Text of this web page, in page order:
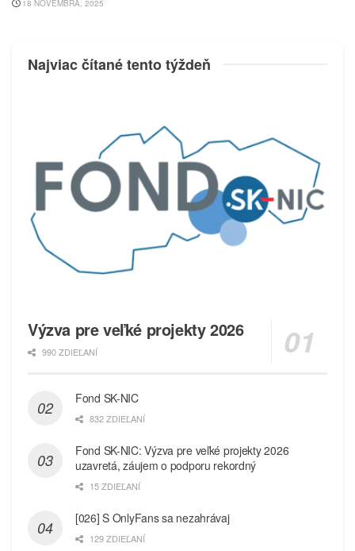
18 NOVEMBRA, 2025
Najviac čítané tento týždeň
Výzva pre veľké projekty 2026
990 ZDIEĽANÍ
Fond SK-NIC
832 ZDIEĽANÍ
Fond SK-NIC: Výzva pre veľké projekty 2026
uzavretá, záujem o podporu rekordný
15 ZDIEĽANÍ
[026] S OnlyFans sa nezahrávaj
129 ZDIEĽANÍ